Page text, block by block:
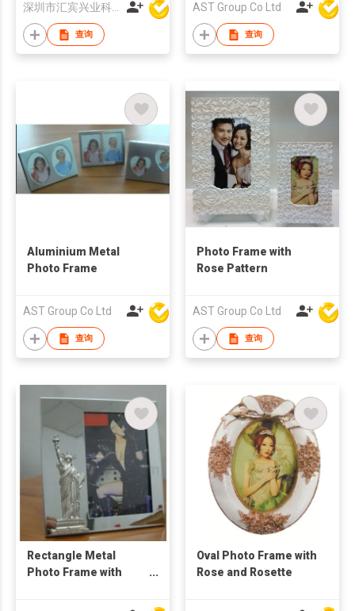
OEM ODM Production
深圳市汇宾兴业科技有限公司
查询
AST Group Co Ltd
查询
Aluminium Metal
Photo Frame
AST Group Co Ltd
查询
Photo Frame with
Rose Pattern
AST Group Co Ltd
查询
Rectangle Metal
Photo Frame with
Oval Photo Frame with
Rose and Rosette